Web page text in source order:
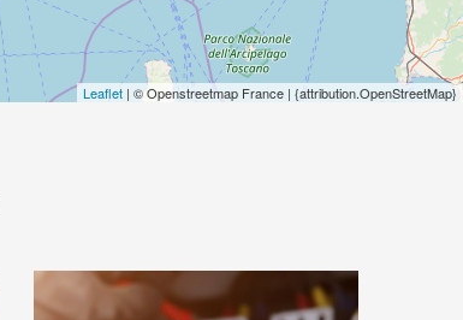
Leaflet | © Openstreetmap France | {attribution.OpenStreetMap}